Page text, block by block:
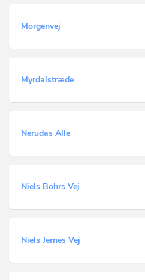
Morgenvej
Myrdalstræde
Nerudas Alle
Niels Bohrs Vej
Niels Jernes Vej